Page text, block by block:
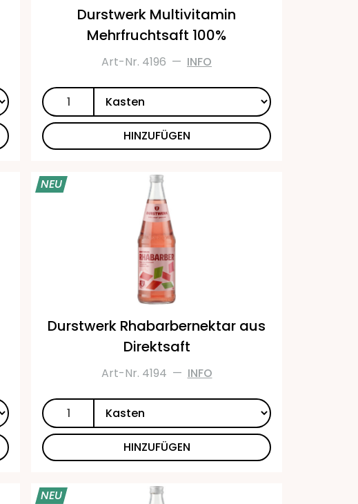
Durstwerk Multivitamin
Mehrfruchtsaft 100%
Art-Nr. 4196 — INFO
HINZUFÜGEN
NEU
Durstwerk Rhabarbernektar aus
Direktsaft
Art-Nr. 4194 — INFO
HINZUFÜGEN
NEU